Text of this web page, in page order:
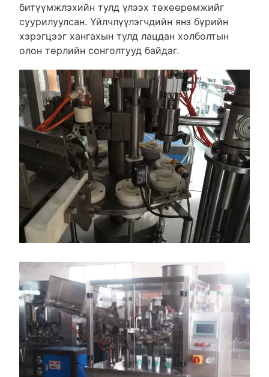
битүүмжлэхийн тулд үлээх төхөөрөмжийг
суурилуулсан. Үйлчлүүлэгчдийн янз бүрийн
хэрэгцээг хангахын тулд лацдан холболтын
олон төрлийн сонголтууд байдаг.